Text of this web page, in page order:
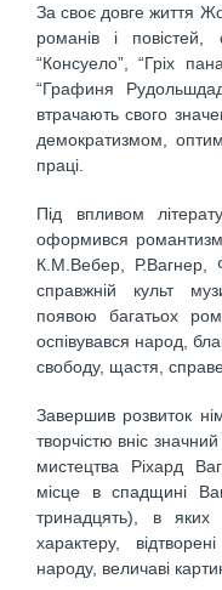
За своє довге життя
романів і повістей,
“Консуело”, “Гріх
“Графиня
втрачають свого
демократизмом,
праці.
Під впливом
оформився
К.М.Вебер, Р.Вагнер,
справжній культ
появою багатьох
оспівувався народ,
свободу, щастя,
Завершив розвиток
творчістю вніс
мистецтва Ріхард
місце в спадщині
тринадцять), в яких
характеру,
народу, величаві